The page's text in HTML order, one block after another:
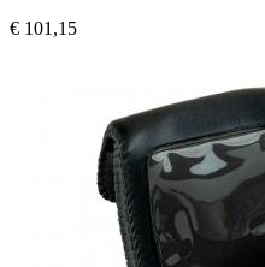
€ 101,15